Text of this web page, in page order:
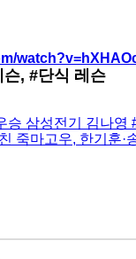
, #단식 레슨
승 삼성전기 김나영
죽마고우, 한기훈·